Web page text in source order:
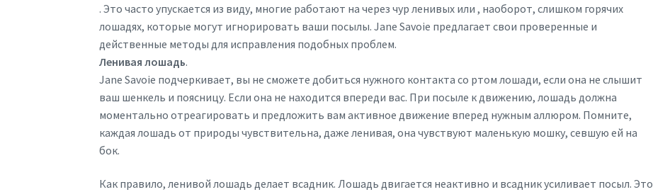
. Это часто упускается из виду, многие работают на через чур ленивых или , наоборот, слишком горячих
лошадях, которые могут игнорировать ваши посылы. Jane Savoie предлагает свои проверенные и
действенные методы для исправления подобных проблем.
Ленивая лошадь.
Jane Savoie подчеркивает, вы не сможете добиться нужного контакта со ртом лошади, если она не слышит
ваш шенкель и поясницу. Если она не находится впереди вас. При посыле к движению, лошадь должна
моментально отреагировать и предложить вам активное движение вперед нужным аллюром. Помните,
каждая лошадь от природы чувствительна, даже ленивая, она чувствуют маленькую мошку, севшую ей на
бок.
Как правило, ленивой лошадь делает всадник. Лошадь двигается неактивно и всадник усиливает посыл. Это